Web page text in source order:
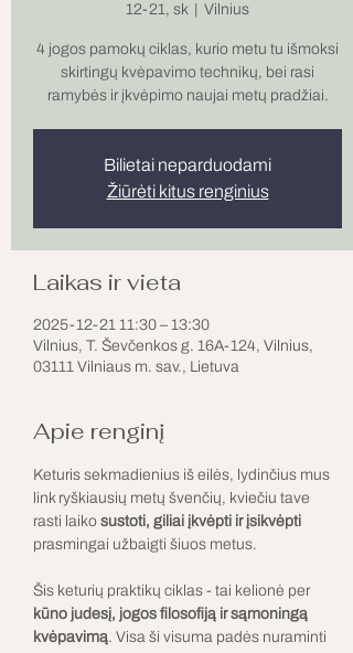
12-21, sk
  |
Vilnius
4 jogos pamokų ciklas, kurio metu tu išmoksi
skirtingų kvėpavimo technikų, bei rasi
ramybės ir įkvėpimo naujai metų pradžiai.
Bilietai neparduodami
Žiūrėti kitus renginius
Laikas ir vieta
2025-12-21 11:30 – 13:30
Vilnius, T. Ševčenkos g. 16A-124, Vilnius,
03111 Vilniaus m. sav., Lietuva
Apie renginį
Keturis sekmadienius iš eilės, lydinčius mus
link ryškiausių metų švenčių, kviečiu tave
rasti laiko sustoti, giliai įkvėpti ir įsikvėpti
prasmingai užbaigti šiuos metus.
Šis keturių praktikų ciklas - tai kelionė per
kūno judesį, jogos filosofiją ir sąmoningą
kvėpavimą. Visa ši visuma padės nuraminti